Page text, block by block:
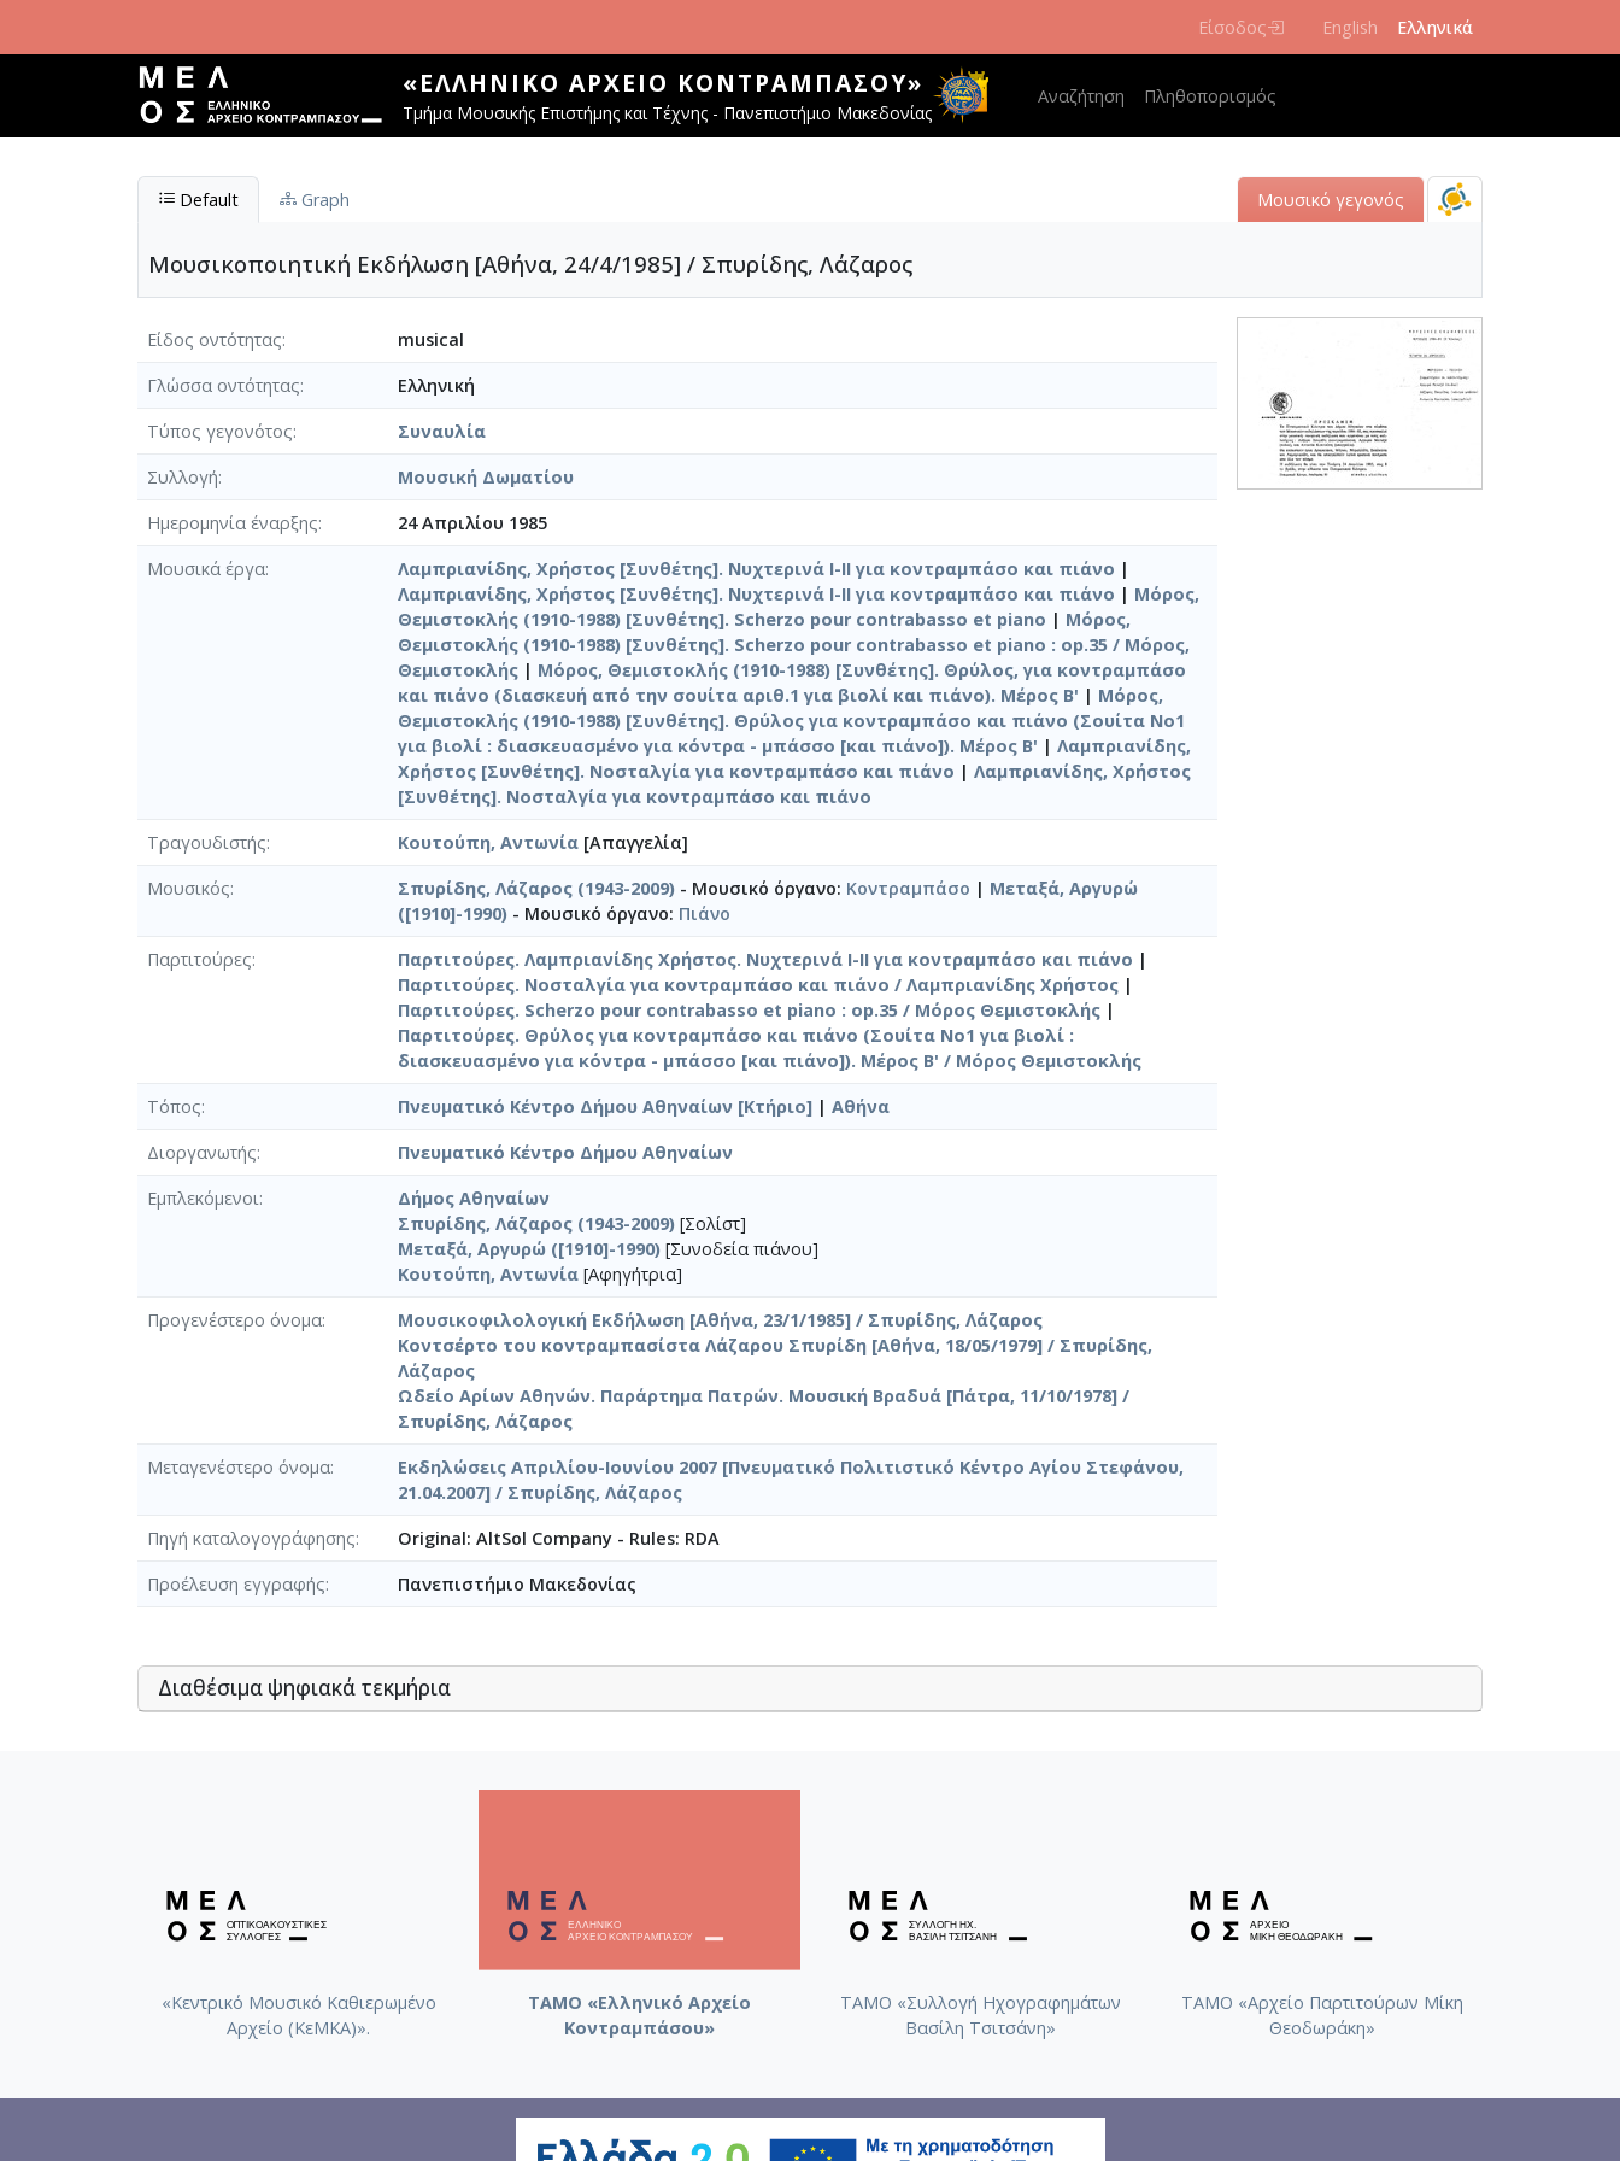
Είσοδος English Ελληνικά
«ΕΛΛΗΝΙΚΌ ΑΡΧΕΊΟ ΚΟΝΤΡΑΜΠΆΣΟΥ»
Τμήμα Μουσικής Επιστήμης και Τέχνης - Πανεπιστήμιο Μακεδονίας
Main navigation
Αναζήτηση Πληθοπορισμός
Default Graph Μουσικό γεγονός
Μουσικοποιητική Εκδήλωση [Αθήνα, 24/4/1985] / Σπυρίδης, Λάζαρος
Είδος οντότητας
musical
Γλώσσα οντότητας
Ελληνική
Τύπος γεγονότος
Συναυλία
Συλλογή
Μουσική Δωματίου
Ημερομηνία έναρξης
24 Απριλίου 1985
Μουσικά έργα
Λαμπριανίδης, Χρήστος [Συνθέτης]. Νυχτερινά Ι-ΙΙ για κοντραμπάσο και πιάνο |
Λαμπριανίδης, Χρήστος [Συνθέτης]. Νυχτερινά Ι-ΙΙ για κοντραμπάσο και πιάνο | Μόρος,
Θεμιστοκλής (1910-1988) [Συνθέτης]. Scherzo pour contrabasso et piano | Μόρος,
Θεμιστοκλής (1910-1988) [Συνθέτης]. Scherzo pour contrabasso et piano : op.35 / Μόρος,
Θεμιστοκλής | Μόρος, Θεμιστοκλής (1910-1988) [Συνθέτης]. Θρύλος, για κοντραμπάσο
και πιάνο (διασκευή από την σουίτα αριθ.1 για βιολί και πιάνο). Μέρος Β' | Μόρος,
Θεμιστοκλής (1910-1988) [Συνθέτης]. Θρύλος για κοντραμπάσο και πιάνο (Σουίτα No1
για βιολί : διασκευασμένο για κόντρα - μπάσσο [και πιάνο]). Μέρος Β' | Λαμπριανίδης,
Χρήστος [Συνθέτης]. Νοσταλγία για κοντραμπάσο και πιάνο | Λαμπριανίδης, Χρήστος
[Συνθέτης]. Νοσταλγία για κοντραμπάσο και πιάνο
Τραγουδιστής
Κουτούπη, Αντωνία [Απαγγελία]
Μουσικός
Σπυρίδης, Λάζαρος (1943-2009) - Μουσικό όργανο: Κοντραμπάσο | Μεταξά, Αργυρώ
([1910]-1990) - Μουσικό όργανο: Πιάνο
Παρτιτούρες
Παρτιτούρες. Λαμπριανίδης Χρήστος. Νυχτερινά Ι-ΙΙ για κοντραμπάσο και πιάνο |
Παρτιτούρες. Νοσταλγία για κοντραμπάσο και πιάνο / Λαμπριανίδης Χρήστος |
Παρτιτούρες. Scherzo pour contrabasso et piano : op.35 / Μόρος Θεμιστοκλής |
Παρτιτούρες. Θρύλος για κοντραμπάσο και πιάνο (Σουίτα No1 για βιολί :
διασκευασμένο για κόντρα - μπάσσο [και πιάνο]). Μέρος Β' / Μόρος Θεμιστοκλής
Τόπος
Πνευματικό Κέντρο Δήμου Αθηναίων [Κτήριο] | Αθήνα
Διοργανωτής
Πνευματικό Κέντρο Δήμου Αθηναίων
Εμπλεκόμενοι
Δήμος Αθηναίων
Σπυρίδης, Λάζαρος (1943-2009) [Σολίστ]
Μεταξά, Αργυρώ ([1910]-1990) [Συνοδεία πιάνου]
Κουτούπη, Αντωνία [Αφηγήτρια]
Προγενέστερο όνομα
Μουσικοφιλολογική Εκδήλωση [Αθήνα, 23/1/1985] / Σπυρίδης, Λάζαρος
Κοντσέρτο του κοντραμπασίστα Λάζαρου Σπυρίδη [Αθήνα, 18/05/1979] / Σπυρίδης,
Λάζαρος
Ωδείο Αρίων Αθηνών. Παράρτημα Πατρών. Μουσική Βραδυά [Πάτρα, 11/10/1978] /
Σπυρίδης, Λάζαρος
Μεταγενέστερο όνομα
Εκδηλώσεις Απριλίου-Ιουνίου 2007 [Πνευματικό Πολιτιστικό Κέντρο Αγίου Στεφάνου,
21.04.2007] / Σπυρίδης, Λάζαρος
Πηγή καταλογογράφησης
Original: AltSol Company - Rules: RDA
Προέλευση εγγραφής
Πανεπιστήμιο Μακεδονίας
Διαθέσιμα ψηφιακά τεκμήρια
«Κεντρικό Μουσικό Καθιερωμένο
Αρχείο (ΚεΜΚΑ)».
ΤΑΜΟ «Ελληνικό Αρχείο
Κοντραμπάσου»
ΤΑΜΟ «Συλλογή Ηχογραφημάτων
Βασίλη Τσιτσάνη»
ΤΑΜΟ «Αρχείο Παρτιτούρων Μίκη
Θεοδωράκη»